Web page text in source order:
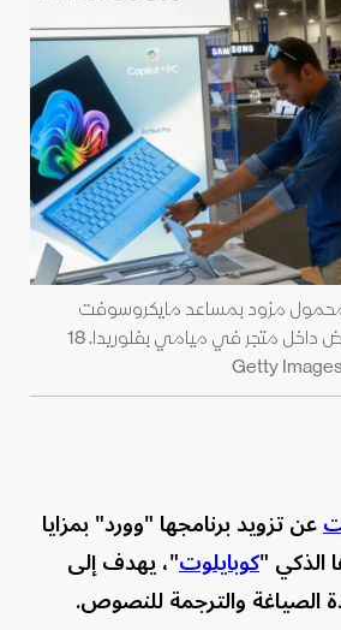
مزود بمساعد مايكروسوفت
الذكي +Copilot معروض داخل متجر في ميامي بفلوريدا. 18
عن تزويد برنامجها "وورد" بمزايا
الذكي "كوبايلوت"، يهدف إلى
الصياغة والترجمة للنصوص.